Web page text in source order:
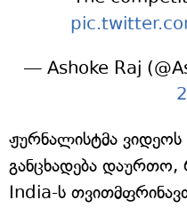
— Ashoke Raj
ჟურნალისტმა ვიდეოს
განცხადება
India-ს